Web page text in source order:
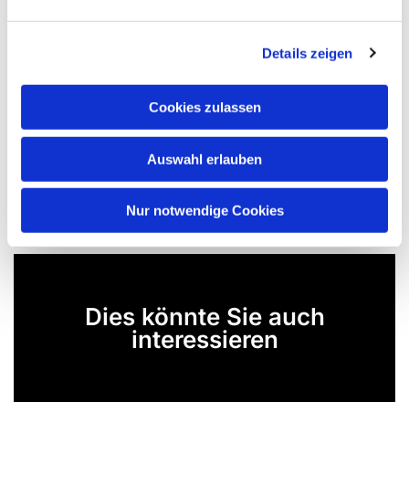
Details zeigen
Cookies zulassen
Auswahl erlauben
Nur notwendige Cookies
Dies könnte Sie auch
interessieren